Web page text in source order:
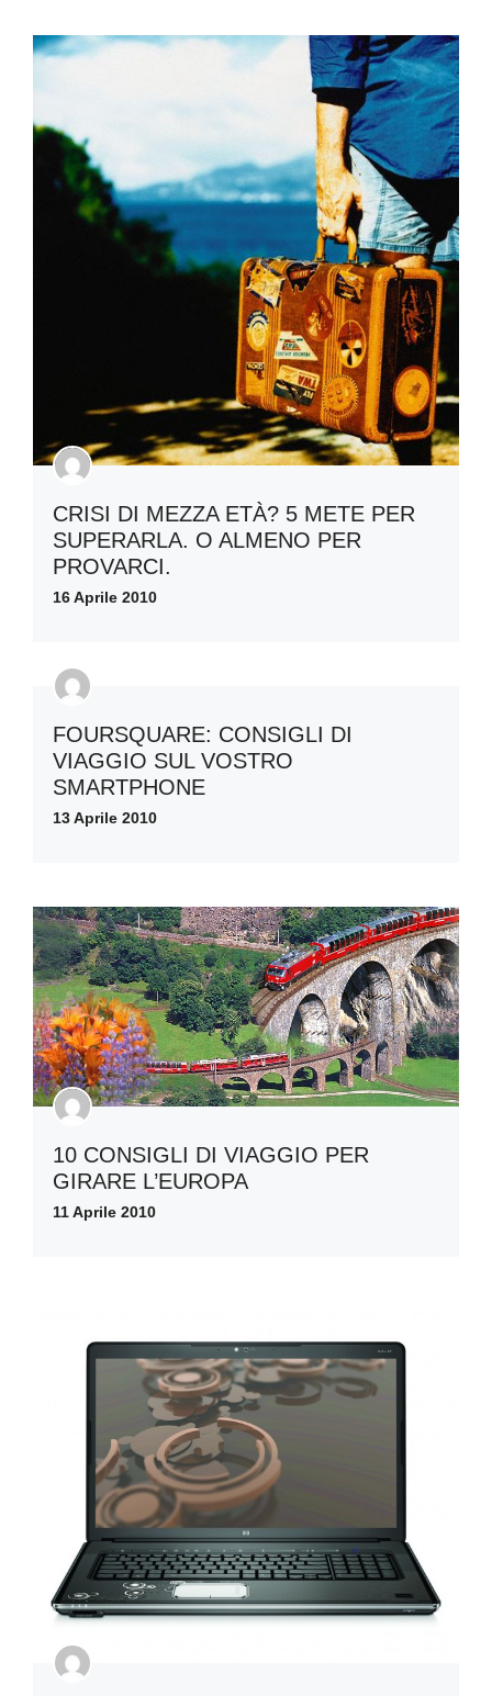
CRISI DI MEZZA ETÀ? 5 METE PER
SUPERARLA. O ALMENO PER
PROVARCI.
16 Aprile 2010
FOURSQUARE: CONSIGLI DI
VIAGGIO SUL VOSTRO
SMARTPHONE
13 Aprile 2010
10 CONSIGLI DI VIAGGIO PER
GIRARE L’EUROPA
11 Aprile 2010